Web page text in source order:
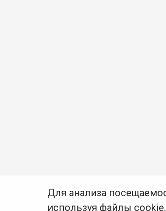
Для анализа
используя файлы